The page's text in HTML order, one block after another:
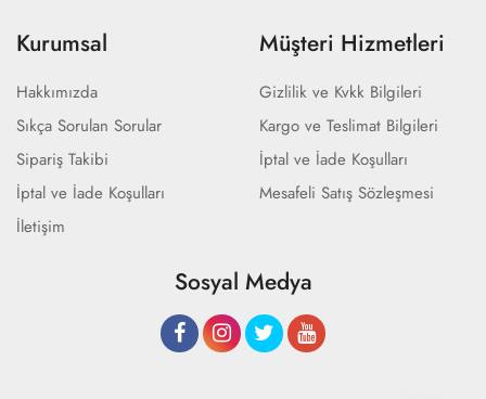
Kurumsal
Hakkımızda
Sıkça Sorulan Sorular
Sipariş Takibi
İptal ve İade Koşulları
İletişim
Müşteri Hizmetleri
Gizlilik ve Kvkk Bilgileri
Kargo ve Teslimat Bilgileri
İptal ve İade Koşulları
Mesafeli Satış Sözleşmesi
Sosyal Medya